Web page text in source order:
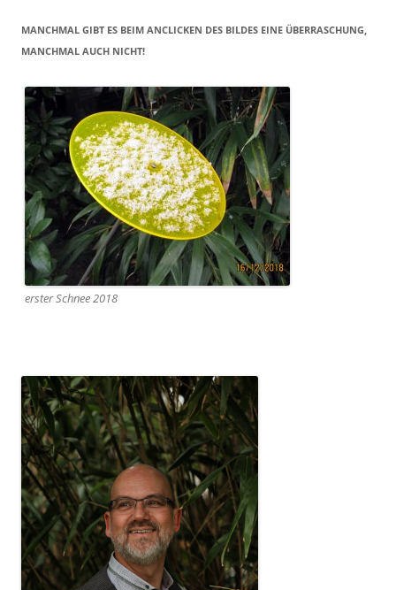
MANCHMAL GIBT ES BEIM ANCLICKEN DES BILDES EINE ÜBERRASCHUNG,
MANCHMAL AUCH NICHT!
erster Schnee 2018